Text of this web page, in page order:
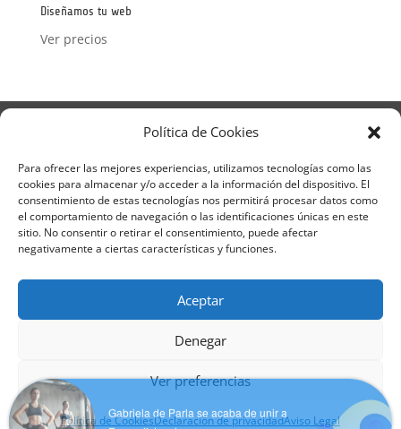
Política de Cookies
Para ofrecer las mejores experiencias, utilizamos tecnologías como las
cookies para almacenar y/o acceder a la información del dispositivo. El
consentimiento de estas tecnologías nos permitirá procesar datos como
el comportamiento de navegación o las identificaciones únicas en este
sitio. No consentir o retirar el consentimiento, puede afectar
negativamente a ciertas características y funciones.
Aceptar
Denegar
Ver preferencias
Política de CookiesDeclaración de privacidadAviso Legal
Diseñamos tu web
Ver precios
Aviso Legal
Política de Privacidad
Política de Cookies
Formulario de Datos necesarios para alta
Métodos de pago SEQURA
Métodos de pago
Formulario de Acción Formativa
Formulario de responsabilidad de APPCC
Formulario uso de imagen
Formadistancia es una marca registrada por
Learning Galicia, S.L. - CIF B70080106 - Diseño y
adaptación del tema por Learning Galicia S.L
Gabriela de Parla se acaba de unir a